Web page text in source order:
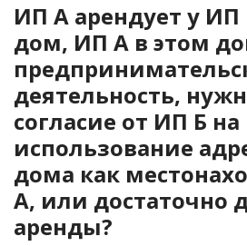
Техника безопасности и охрана труда
Антикризис: трудовые отношения
Антикризис: долги и обязательства
Налоги и Налогообложение
Трудовые отношения
Корпоративные отношения
Договоры
Доверенности
ИП А арендует у
дом, ИП А в этом
деятельность,
согласие от ИП Б на
использование
дома как
А, или достаточно
аренды?